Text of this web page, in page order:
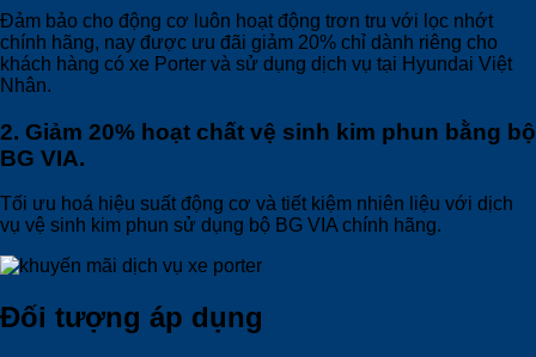
Đảm bảo cho động cơ luôn hoạt động trơn tru với lọc nhớt
chính hãng, nay được ưu đãi giảm 20% chỉ dành riêng cho
khách hàng có xe Porter và sử dụng dịch vụ tại Hyundai Việt
Nhân.
2. Giảm 20% hoạt chất vệ sinh kim phun bằng bộ
BG VIA.
Tối ưu hoá hiệu suất động cơ và tiết kiệm nhiên liệu với dịch
vụ vệ sinh kim phun sử dụng bộ BG VIA chính hãng.
Đối tượng áp dụng